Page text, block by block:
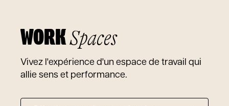
WORKSpaces
Vivez l'expérience d'un espace de travail qui
allie sens et performance.